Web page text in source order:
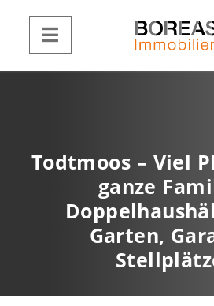
Todtmoos – Viel
ganze
Garten,